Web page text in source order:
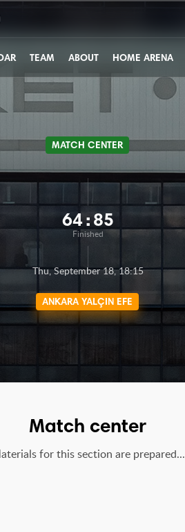
TEAM ABOUT HOME ARENA
MATCH CENTER
64: 85
Finished
Thu, September 18, 18:15
ANKARA YALÇIN EFE
Match center
for this section are prepared...